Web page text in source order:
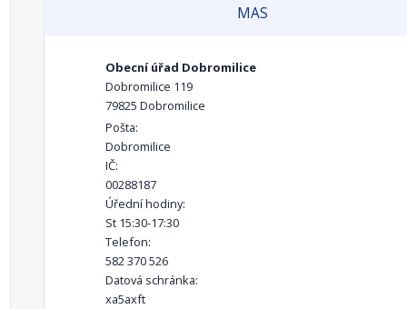
MAS
Obecní úřad Dobromilice
Dobromilice 119
79825 Dobromilice
Pošta:
Dobromilice
IČ:
00288187
Úřední hodiny:
St 15:30-17:30
Telefon:
582 370 526
Datová schránka:
xa5axft